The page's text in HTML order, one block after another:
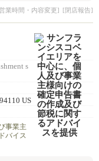
業時間・内容変更] [閉店報告]
s
94110 US
事業主
バイス